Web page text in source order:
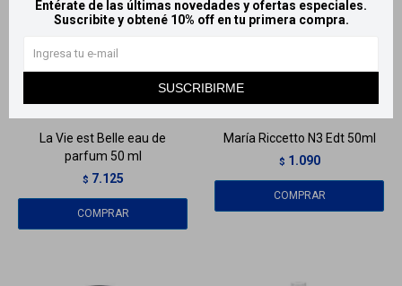
Entérate de las últimas novedades y ofertas especiales.
Suscribite y obtené 10% off en tu primera compra.
SUSCRIBIRME
La Vie est Belle eau de
parfum 50 ml
$ 7.125
María Riccetto N3 Edt 50ml
$ 1.090